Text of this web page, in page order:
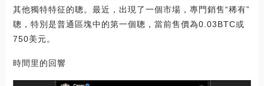
其他獨特特征的聰。最近，出現了一個市場，專門銷售“稀有”
聰，特別是普通區塊中的第一個聰，當前售價為0.03BTC或
750美元。
時間里的回響